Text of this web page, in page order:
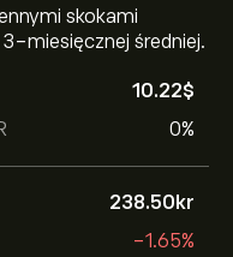
skokami
miesięcznej średniej.
10.22‎$‎
0%
238.50‎kr‎
-1.65%